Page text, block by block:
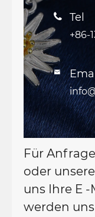
 Tel
+86-

Für
oder
uns Ihre E
werden